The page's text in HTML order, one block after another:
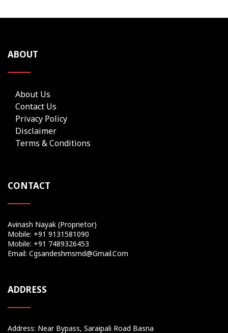
ABOUT
About Us
Contact Us
Privacy Policy
Disclaimer
Terms & Conditions
CONTACT
Avinash Nayak (Proprietor)
Mobile: +91 9131581090
Mobile: +91 7489326453
Email: Cgsandeshmsmd@gmail.com
ADDRESS
Address: Near Bypass, Saraipali Road Basna